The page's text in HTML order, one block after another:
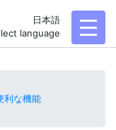
日本語
language
利な機能